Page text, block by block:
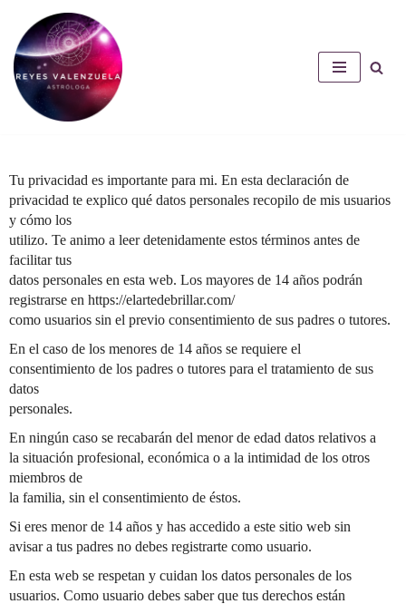
Saltar
al
contenido
Tu privacidad es importante para mi. En esta declaración de
privacidad te explico qué datos personales recopilo de mis usuarios
y cómo los
utilizo. Te animo a leer detenidamente estos términos antes de
facilitar tus
datos personales en esta web. Los mayores de 14 años podrán
registrarse en https://elartedebrillar.com/
como usuarios sin el previo consentimiento de sus padres o tutores.
En el caso de los menores de 14 años se requiere el
consentimiento de los padres o tutores para el tratamiento de sus
datos
personales.
En ningún caso se recabarán del menor de edad datos relativos a
la situación profesional, económica o a la intimidad de los otros
miembros de
la familia, sin el consentimiento de éstos.
Si eres menor de 14 años y has accedido a este sitio web sin
avisar a tus padres no debes registrarte como usuario.
En esta web se respetan y cuidan los datos personales de los
usuarios. Como usuario debes saber que tus derechos están